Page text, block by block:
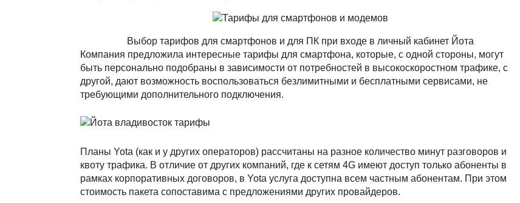
Выбор тарифов для смартфонов и для ПК при входе в личный кабинет Йота
Компания предложила интересные тарифы для смартфона, которые, с одной стороны, могут
быть персонально подобраны в зависимости от потребностей в высокоскоростном трафике, с
другой, дают возможность воспользоваться безлимитными и бесплатными сервисами, не
требующими дополнительного подключения.
Планы Yota (как и у других операторов) рассчитаны на разное количество минут разговоров и
квоту трафика. В отличие от других компаний, где к сетям 4G имеют доступ только абоненты в
рамках корпоративных договоров, в Yota услуга доступна всем частным абонентам. При этом
стоимость пакета сопоставима с предложениями других провайдеров.